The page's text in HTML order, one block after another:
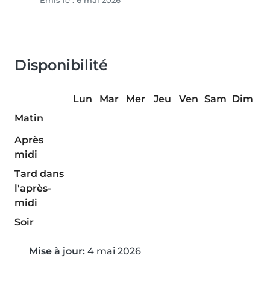
Disponibilité
Lun Mar Mer Jeu Ven Sam Dim
Matin
Après
midi
Tard dans
l'après-
midi
Soir
Mise à jour: 4 mai 2026